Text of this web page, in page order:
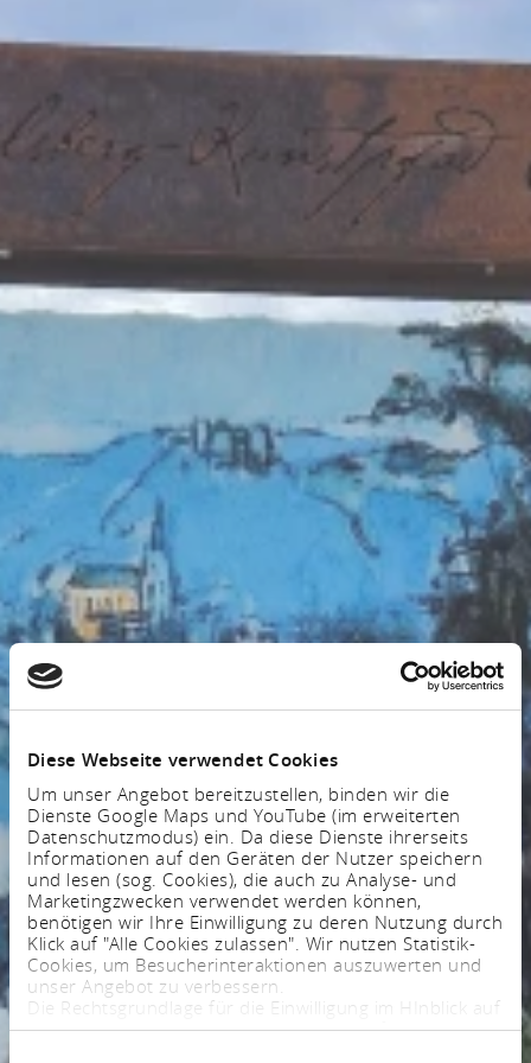
Diese Webseite verwendet Cookies
Um unser Angebot bereitzustellen, binden wir die
Dienste Google Maps und YouTube (im erweiterten
Datenschutzmodus) ein. Da diese Dienste ihrerseits
Informationen auf den Geräten der Nutzer speichern
und lesen (sog. Cookies), die auch zu Analyse- und
Marketingzwecken verwendet werden können,
benötigen wir Ihre Einwilligung zu deren Nutzung durch
Klick auf "Alle Cookies zulassen". Wir nutzen Statistik-
Cookies, um Besucherinteraktionen auszuwerten und
unser Angebot zu verbessern.
Die Rechtsgrundlage für die Einwilligung im HInblick auf
die Speicherung und das Auslesen von Informationen
Einwilligungsauswahl